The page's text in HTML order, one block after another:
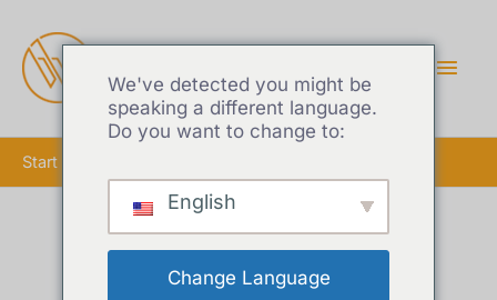
Start
We've detected you might be
speaking a different language.
Do you want to change to:
English
Change Language